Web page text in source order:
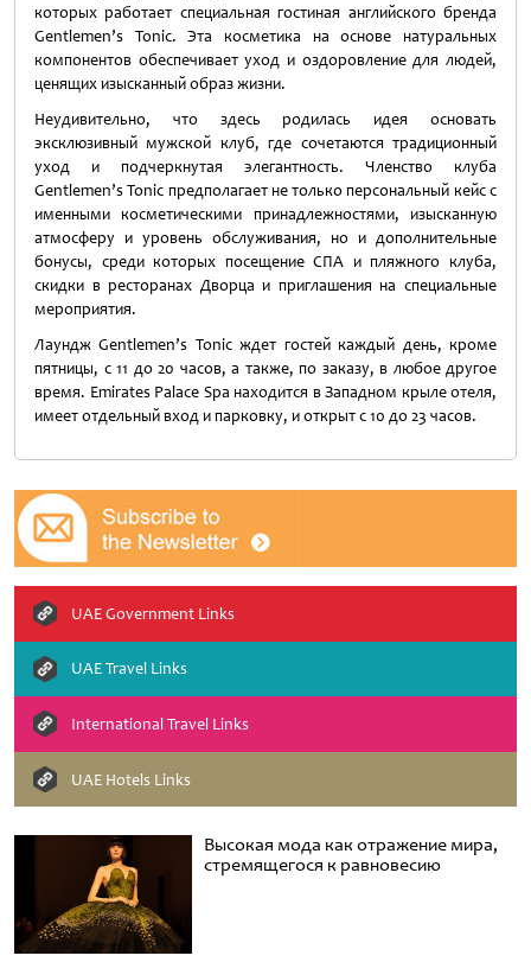
Высокая мода как отражение мира,
стремящегося к равновесию
которых работает специальная гостиная английского бренда
Gentlemen’s Tonic. Эта косметика на основе натуральных
компонентов обеспечивает уход и оздоровление для людей,
ценящих изысканный образ жизни.
Неудивительно, что здесь родилась идея основать
эксклюзивный мужской клуб, где сочетаются традиционный
уход и подчеркнутая элегантность. Членство клуба
Gentlemen’s Tonic предполагает не только персональный кейс с
именными косметическими принадлежностями, изысканную
атмосферу и уровень обслуживания, но и дополнительные
бонусы, среди которых посещение СПА и пляжного клуба,
скидки в ресторанах Дворца и приглашения на специальные
мероприятия.
Лаундж Gentlemen’s Tonic ждет гостей каждый день, кроме
пятницы, с 11 до 20 часов, а также, по заказу, в любое другое
время. Emirates Palace Spa находится в Западном крыле отеля,
имеет отдельный вход и парковку, и открыт с 10 до 23 часов.
UAE Government Links
UAE Travel Links
International Travel Links
UAE Hotels Links